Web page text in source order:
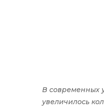
В современных
увеличилось